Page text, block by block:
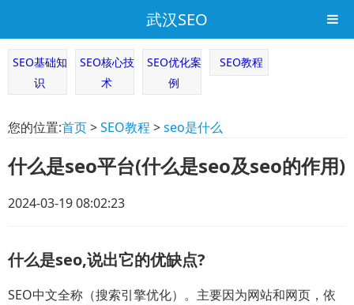
武汉SEO
SEO基础知
识
SEO核心技
术
SEO优化案
例
SEO教程
您的位置:首页>SEO教程 >seo是什么
什么是seo平台(什么是seo及seo的作用)
2024-03-19 08:02:23
什么是seo,说出它的优缺点?
SEO中文全称（搜索引擎优化）。主要因为网站和网页，依